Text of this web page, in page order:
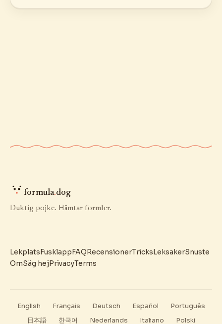
formula.dog
Duktig pojke. Hämtar formler.
LekplatsFusklappFAQRecensionerTricksLeksakerSnuste
OmSäg hejPrivacyTerms
English Français Deutsch Español
Português
日本語
한국어 Nederlands Italiano Polski